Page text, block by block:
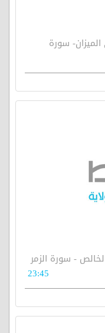
في الميزان- سورة
الدين الخالص - سورة الزمر
23:45